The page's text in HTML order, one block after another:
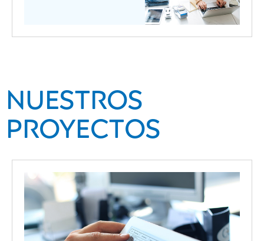
Nuestros
proyectos